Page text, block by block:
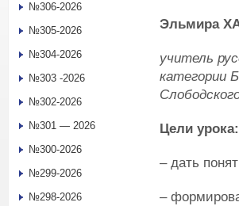
Эльмира Х
учитель
категории
Цели урока:
– дать
–
№306-2026
№305-2026
№304-2026
№303 -2026
№302-2026
№301 — 2026
№300-2026
№299-2026
№298-2026